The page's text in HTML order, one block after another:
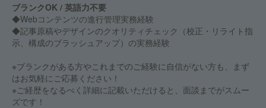
ブランクOK / 英語力不要
◆Webコンテンツの進行管理実務経験
◆記事原稿やデザインのクオリティチェック（校正・リライト指
示、構成のブラッシュアップ）の実務経験
※ブランクがある方やこれまでのご経験に自信がない方も、まず
はお気軽にご応募ください！
※ご経歴をなるべく詳細に記載いただけると、面談までがスムー
ズです！